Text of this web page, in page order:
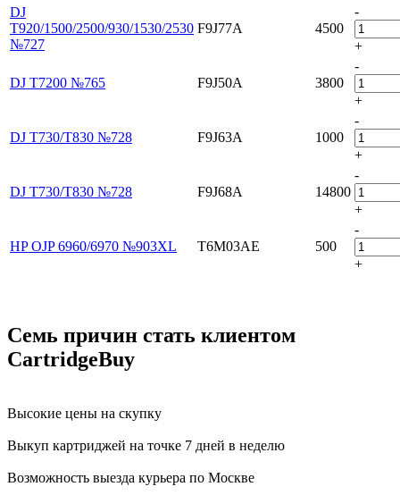
DJ
T920/1500/2500/930/1530/2530
№727
F9J77A 4500
-
+
DJ Т7200 №765 F9J50A 3800
-
+
DJ T730/T830 №728 F9J63A 1000
-
+
DJ T730/T830 №728 F9J68A 14800
-
+
HP OJP 6960/6970 №903XL T6M03AE 500
-
+
Семь причин стать клиентом
CartridgeBuy
Высокие цены на скупку
Выкуп картриджей на точке 7 дней в неделю
Возможность выезда курьера по Москве